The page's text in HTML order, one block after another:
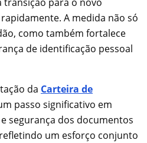
A medida não só
como também fortalece
de identificação pessoal
da Carteira de
passo significativo em
segurança dos documentos
um esforço conjunto